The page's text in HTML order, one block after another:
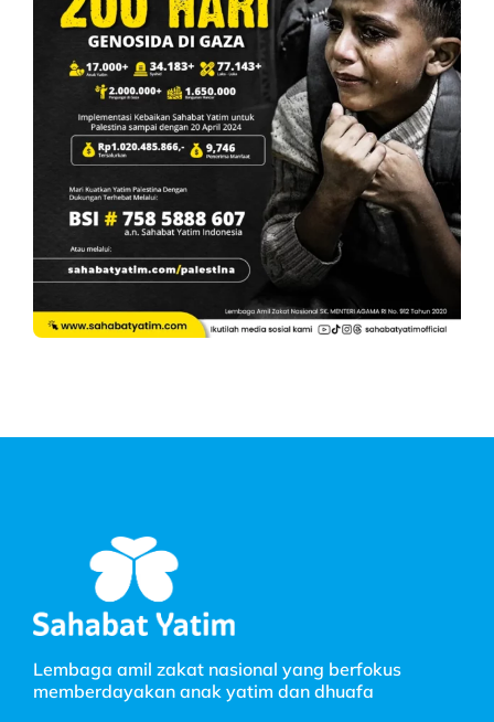
Lembaga amil zakat nasional yang berfokus
memberdayakan anak yatim dan dhuafa